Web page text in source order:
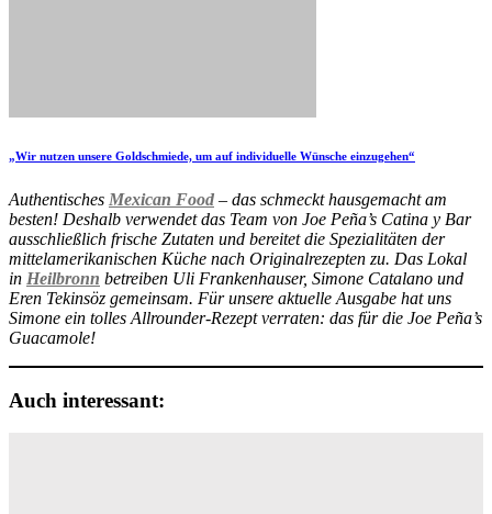
„Wir nutzen unsere Goldschmiede, um auf individuelle Wünsche einzugehen“
Authentisches Mexican Food – das schmeckt hausgemacht am
besten! Deshalb verwendet das Team von Joe Peña’s Catina y Bar
ausschließlich frische Zutaten und bereitet die Spezialitäten der
mittelamerikanischen Küche nach Originalrezepten zu. Das Lokal
in Heilbronn betreiben Uli Frankenhauser, Simone Catalano und
Eren Tekinsöz gemeinsam. Für unsere aktuelle Ausgabe hat uns
Simone ein tolles Allrounder-Rezept verraten: das für die Joe Peña’s
Guacamole!
Auch interessant: